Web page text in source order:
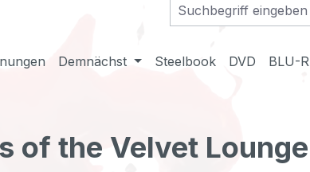
Demnächst Steelbook DVD BLU-
of the Velvet Lounge